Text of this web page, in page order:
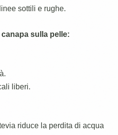
sottili e rughe.
sulla pelle:
liberi.
riduce la perdita di acqua